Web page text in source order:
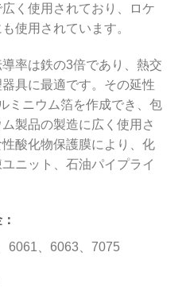
く使用されており、ロケ
使用されています。
率は鉄の3倍であり、熱交
具に最適です。その延性
ミニウム箔を作成でき、包
製品の製造に広く使用さ
酸化物保護膜により、化
ニット、石油パイプライ
6061、6063、7075